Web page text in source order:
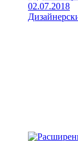
02.07.2018